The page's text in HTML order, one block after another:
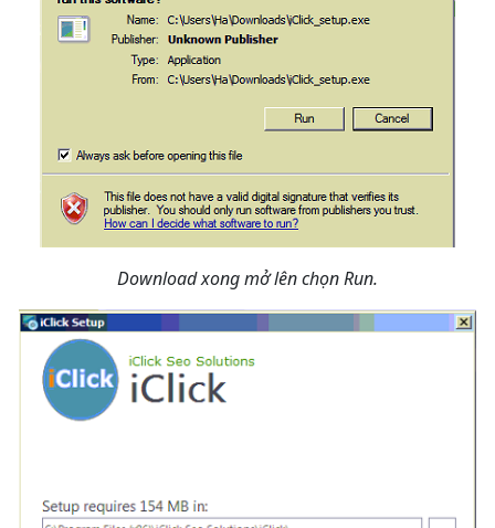
Download xong mở lên chọn Run.